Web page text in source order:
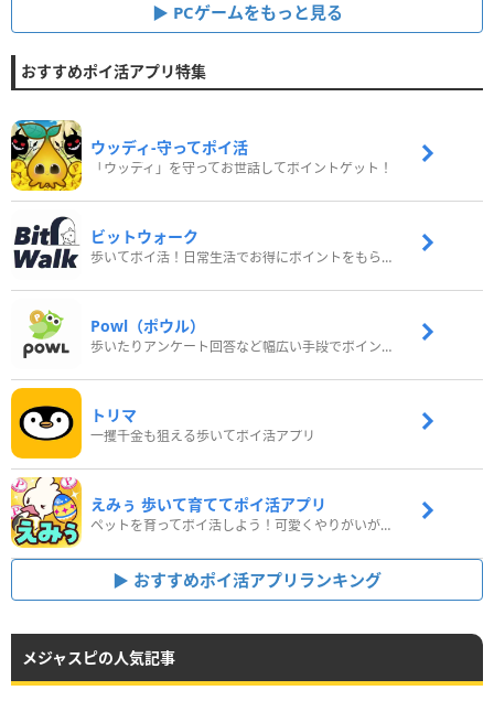
PCゲームをもっと見る
おすすめポイ活アプリ特集
ウッディ‐守ってポイ活
「ウッディ」を守ってお世話してポイントゲット！
ビットウォーク
歩いてポイ活！日常生活でお得にポイントをもらおう
Powl（ポウル）
歩いたりアンケート回答など幅広い手段でポイントをゲット
トリマ
一攫千金も狙える歩いてポイ活アプリ
えみぅ 歩いて育ててポイ活アプリ
ペットを育ってポイ活しよう！可愛くやりがいがある新感覚アプリ
おすすめポイ活アプリランキング
メジャスピの人気記事